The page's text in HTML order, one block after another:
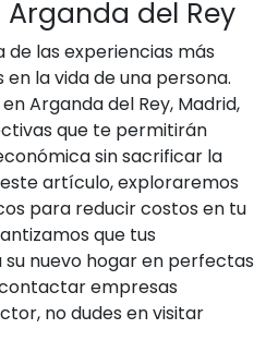
del Rey
de las experiencias más
la vida de una persona.
Arganda del Rey, Madrid,
que te permitirán
sin sacrificar la
artículo, exploraremos
para reducir costos en tu
que tus
nuevo hogar en perfectas
empresas
no dudes en visitar